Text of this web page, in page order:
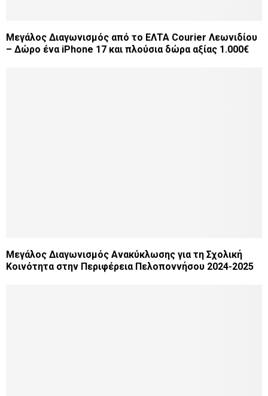
Μεγάλος Διαγωνισμός από το ΕΛΤΑ Courier Λεωνιδίου
– Δώρο ένα iPhone 17 και πλούσια δώρα αξίας 1.000€
Μεγάλος Διαγωνισμός Ανακύκλωσης για τη Σχολική
Κοινότητα στην Περιφέρεια Πελοποννήσου 2024-2025